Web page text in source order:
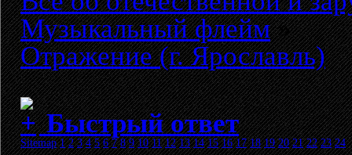
Музыкальный флейм»
Отражение (г. Ярославль)
Быстрый ответ
Sitemap 1 2 3 4 5 6 7 8 9 10 11 12 13 14 15 16 17 18 19 20 21 22 23 24